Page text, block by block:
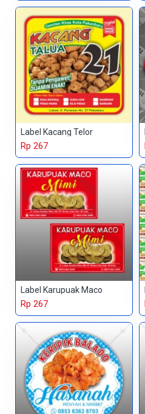
Label Kacang Telor
Rp 267
Label Karupuak Maco
Rp 267